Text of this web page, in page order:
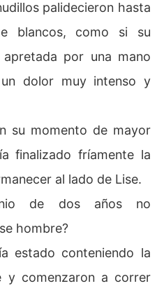
palidecieron hasta
blancos, como si su
por una mano
un dolor muy intenso y
su momento de mayor
finalizado fríamente la
al lado de Lise.
de dos años no
hombre?
estado conteniendo la
y comenzaron a correr